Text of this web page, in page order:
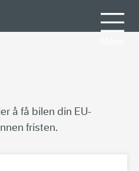
å få bilen din EU-
fristen.